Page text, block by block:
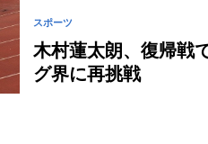
スポーツ
木村蓮太朗、復帰戦
グ界に再挑戦